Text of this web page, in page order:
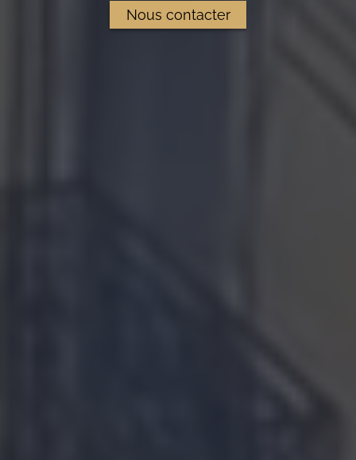
Nous contacter